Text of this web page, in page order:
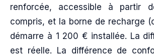
renforcée, accessible à partir
compris, et la borne de recharge
démarre à 1 200 € installée. La
est réelle. La différence de